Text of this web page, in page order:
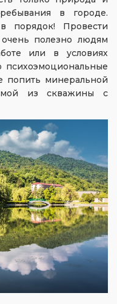
в городе.
порядок! Провести
полезно людям
или в условиях
психоэмоциональные
попить минеральной
из скважины с